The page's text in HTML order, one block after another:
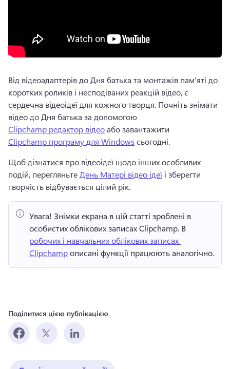
Від відеоадаптерів до Дня батька та монтажів пам'яті до
коротких роликів і несподіваних реакцій відео, є
сердечна відеоідеї для кожного творця. Почніть знімати
відео до Дня батька за допомогою
Clipchamp редактор відео або завантажити
Clipchamp програму для Windows сьогодні.
Щоб дізнатися про відеоідеї щодо інших особливих
подій, перегляньте День Матері відео ідеї і зберегти
творчість відбувається цілий рік.
Увага! Знімки екрана в цій статті зроблені в
особистих облікових записах Clipchamp.
робочих і навчальних облікових записах
Clipchamp
Поділитися цією публікацією